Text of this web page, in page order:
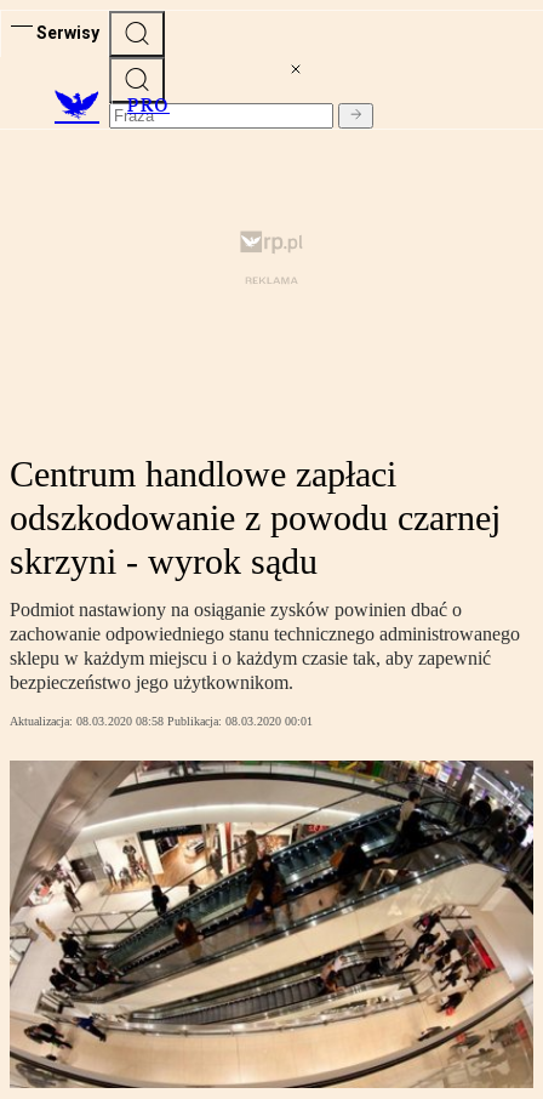
Serwisy
PRO
Centrum handlowe zapłaci
odszkodowanie z powodu czarnej
skrzyni - wyrok sądu
Podmiot nastawiony na osiąganie zysków powinien dbać o
zachowanie odpowiedniego stanu technicznego administrowanego
sklepu w każdym miejscu i o każdym czasie tak, aby zapewnić
bezpieczeństwo jego użytkownikom.
Aktualizacja: 08.03.2020 08:58 Publikacja: 08.03.2020 00:01